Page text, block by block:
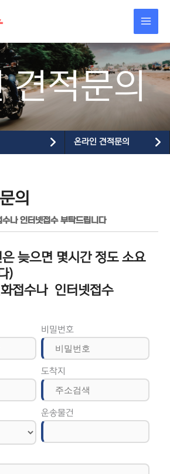
견적문의
온라인 견적문의
의
나 인터넷접수 부탁드립니다
늦으면 몇시간 정도 소요
)
접수나 인터넷접수
비밀번호
도착지
운송물건